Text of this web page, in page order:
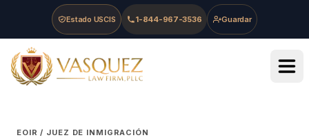
Skip to main content
Skip to navigation
Skip to footer
Estado USCIS 1-844-967-3536 Guardar
Vasquez Law Firm - Home
EOIR / JUEZ DE INMIGRACIÓN